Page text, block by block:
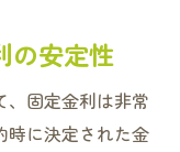
の安定性
、固定金利は非常
時に決定された金